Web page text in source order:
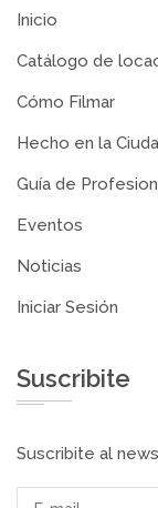
Inicio
Catálogo de
Cómo Filmar
Hecho en la
Guía de
Eventos
Noticias
Iniciar Sesión
Suscribite
Suscribite al